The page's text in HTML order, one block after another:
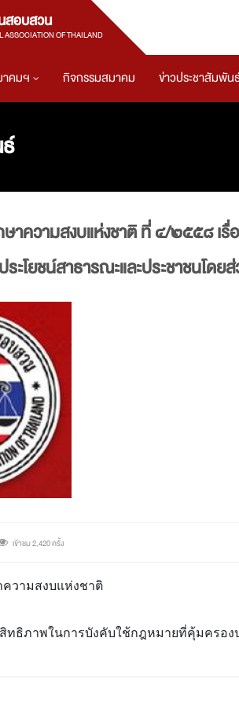
สอบสวน
ASSOCIATION OF THAILAND
คมฯ กิจกรรมสมาคม ข่าวประชาสัมพัน
าความสงบแห่งชาติ ที่ ๔/๒๕๕๘ เรื่
โยชน์สาธารณะและประชาชนโดย
เข้าชม 2,420 ครั้ง
วามสงบแห่งชาติ
สิทธิภาพในการบังคับใช้กฎหมายที่คุ้มครอ